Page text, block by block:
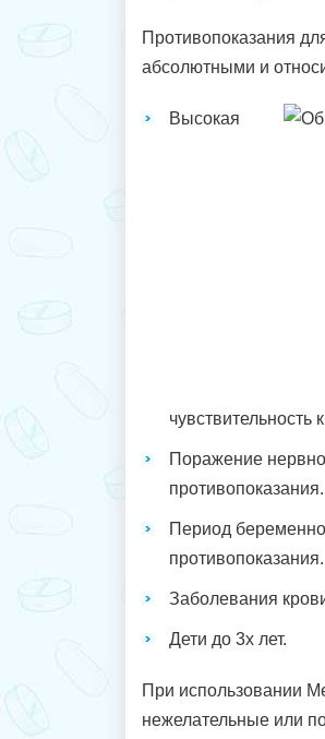
Противопоказания
абсолютными и
Высокая
чувствительность
Поражение
противопоказания.
Период
противопоказания.
Заболевания
Дети до 3х лет.
При использовании
нежелательные или